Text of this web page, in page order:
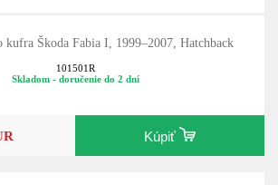
kufra Škoda Fabia I, 1999–2007, Hatchback
101501R
Skladom - doručenie do 2 dní
Kúpiť